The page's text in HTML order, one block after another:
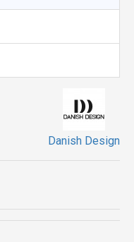
Danish Design